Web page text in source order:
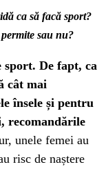
ca să facă sport?
sau nu?
De fapt, ca
cât mai
însele și pentru
recomandările
unele femei au
risc de naștere